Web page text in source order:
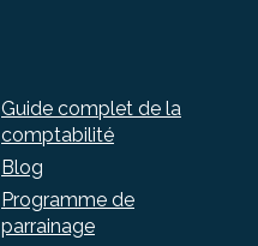
Guide complet de la
comptabilité
Blog
Programme de
parrainage